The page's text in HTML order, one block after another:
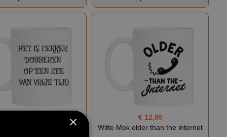
mok leuk cadeau voor
€ 12,95
Witte Mok older than the internet
×